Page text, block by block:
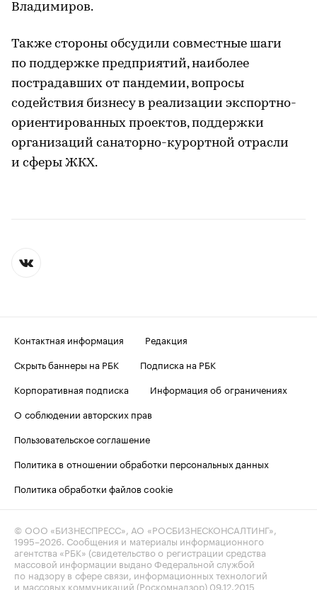
Владимиров.
Также стороны обсудили совместные шаги
по поддержке предприятий, наиболее
пострадавших от пандемии, вопросы
содействия бизнесу в реализации экспортно-
ориентированных проектов, поддержки
организаций санаторно-курортной отрасли
и сферы ЖКХ.
Контактная информация
Редакция
Скрыть баннеры на РБК
Подписка на РБК
Корпоративная подписка
Информация об ограничениях
О соблюдении авторских прав
Пользовательское соглашение
Политика в отношении обработки персональных данных
Политика обработки файлов cookie
© ООО «БИЗНЕСПРЕСС», АО «РОСБИЗНЕСКОНСАЛТИНГ»,
1995–2026. Сообщения и материалы информационного
агентства «РБК» (свидетельство о регистрации средства
массовой информации выдано Федеральной службой
по надзору в сфере связи, информационных технологий
и массовых коммуникаций (Роскомнадзор) 09.12.2015